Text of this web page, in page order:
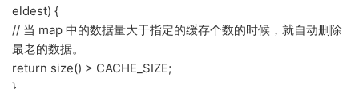
eldest) {
// 当 map 中的数据量大于指定的缓存个数的时候，就自动删除
最老的数据。
return size() > CACHE_SIZE;